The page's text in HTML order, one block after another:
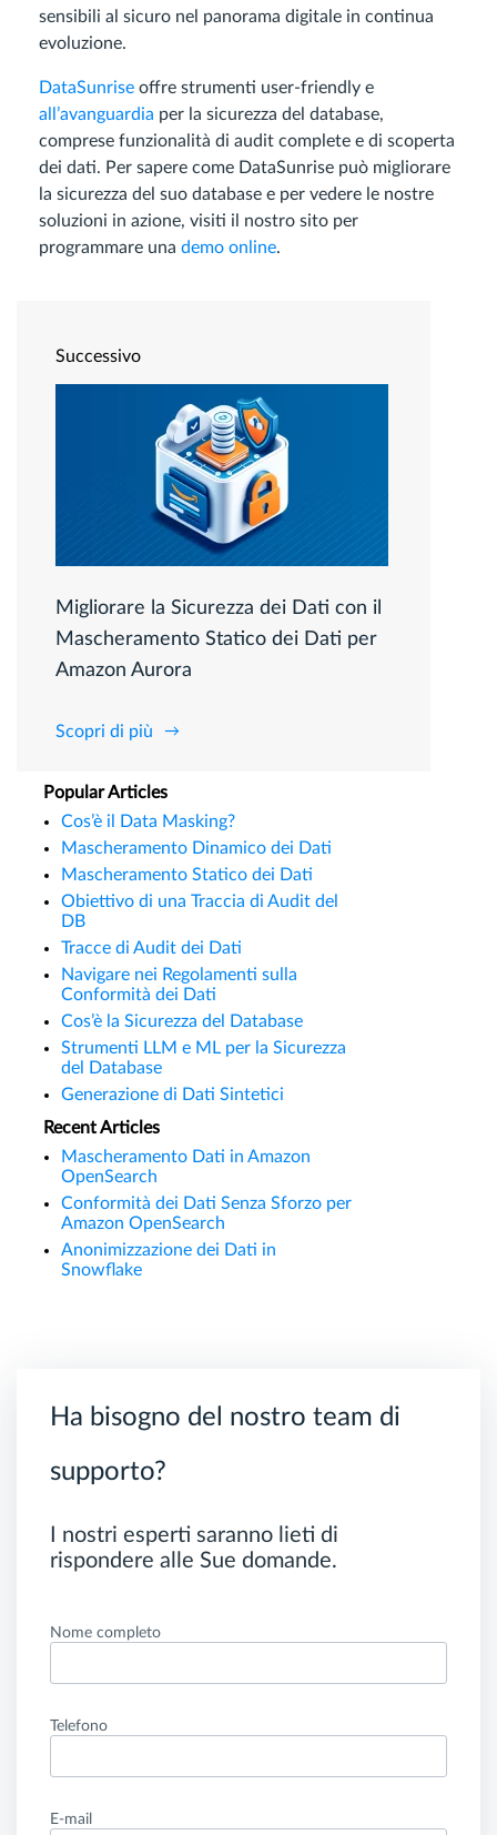
sensibili al sicuro nel panorama digitale in continua
evoluzione.
DataSunrise offre strumenti user-friendly e
all’avanguardia per la sicurezza del database,
comprese funzionalità di audit complete e di scoperta
dei dati. Per sapere come DataSunrise può migliorare
la sicurezza del suo database e per vedere le nostre
soluzioni in azione, visiti il nostro sito per
programmare una demo online.
Successivo
Migliorare la Sicurezza dei Dati con il
Mascheramento Statico dei Dati per
Amazon Aurora
Scopri di più
Popular Articles
Cos’è il Data Masking?
Mascheramento Dinamico dei Dati
Mascheramento Statico dei Dati
Obiettivo di una Traccia di Audit del
DB
Tracce di Audit dei Dati
Navigare nei Regolamenti sulla
Conformità dei Dati
Cos’è la Sicurezza del Database
Strumenti LLM e ML per la Sicurezza
del Database
Generazione di Dati Sintetici
Recent Articles
Mascheramento Dati in Amazon
OpenSearch
Conformità dei Dati Senza Sforzo per
Amazon OpenSearch
Anonimizzazione dei Dati in
Snowflake
Ha bisogno del nostro team di
supporto?
I nostri esperti saranno lieti di
rispondere alle Sue domande.
Nome completo
Telefono
E-mail